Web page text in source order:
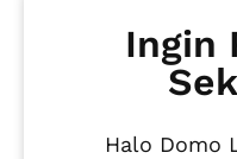
Ingin
Halo Domo